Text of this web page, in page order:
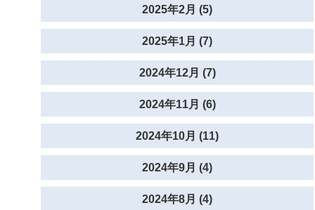
2025年2月 (5)
2025年1月 (7)
2024年12月 (7)
2024年11月 (6)
2024年10月 (11)
2024年9月 (4)
2024年8月 (4)